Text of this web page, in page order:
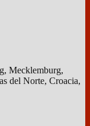
Mecklemburg,
del Norte, Croacia,